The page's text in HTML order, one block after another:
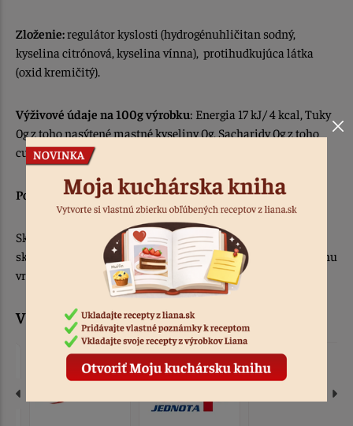
Zloženie:regulátor kyslosti (hydrogénuhličitan sodný,
kyselina citrónová, kyselina vínna), protihudkujúca látka
(oxid kremičitý).
Výživové údaje na 100g výrobku: Energia 17 kJ/ 4 kcal, Tuky
0g z toho nasýtené mastné kyseliny 0g, Sacharidy 0g z toho
cukry 0g, Bielkoviny 0g, Soľ 1,0 g.
Počet kusov v kartóne:100 ks, cena je uvedená za 1 kus
Skladovať v suchu a chrániť pred teplom. Nesprávnym
skladovaním môže dôjsť k zhrudkovateniu, stvrdnutiu obsahu
vrecka, prípadne nafúknutiu vrecka. Neznižuje to účinok.
V týchto predajnach už dnes